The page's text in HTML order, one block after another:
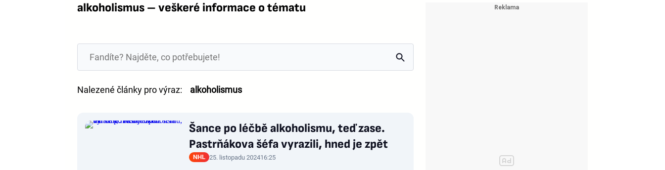
alkoholismus – veškeré informace o tématu
Nalezené články pro výraz: alkoholismus
Šance po léčbě alkoholismu, teď zase.
Pastrňákova šéfa vyrazili, hned je zpět
NHL 25. listopadu 202416:25